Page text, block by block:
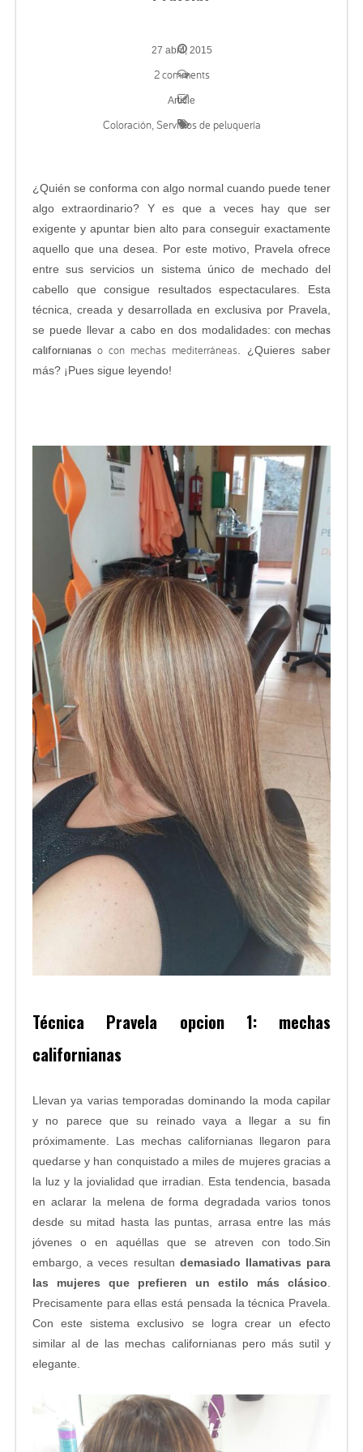
27 abril, 2015
2 comments
Article
Coloración, Servicios de peluquería
¿Quién se conforma con algo normal cuando puede tener
algo extraordinario? Y es que a veces hay que ser
exigente y apuntar bien alto para conseguir exactamente
aquello que una desea. Por este motivo, Pravela ofrece
entre sus servicios un sistema único de mechado del
cabello que consigue resultados espectaculares. Esta
técnica, creada y desarrollada en exclusiva por Pravela,
se puede llevar a cabo en dos modalidades: con mechas
californianas o con mechas mediterráneas . ¿Quieres saber
más? ¡Pues sigue leyendo!
Técnica Pravela opcion 1: mechas
californianas
Llevan ya varias temporadas dominando la moda capilar
y no parece que su reinado vaya a llegar a su fin
próximamente. Las mechas californianas llegaron para
quedarse y han conquistado a miles de mujeres gracias a
la luz y la jovialidad que irradian. Esta tendencia, basada
en aclarar la melena de forma degradada varios tonos
desde su mitad hasta las puntas, arrasa entre las más
jóvenes o en aquéllas que se atreven con todo.Sin
embargo, a veces resultan demasiado llamativas para
las mujeres que prefieren un estilo más clásico
Precisamente para ellas está pensada la técnica Pravela.
Con este sistema exclusivo se logra crear un efecto
similar al de las mechas californianas pero más sutil y
elegante.